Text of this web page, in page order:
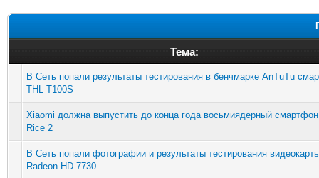
Тема:
В Сеть попали результаты тестирования в бенчмарке AnTuTu
THL T100S
Xiaomi должна выпустить до конца года восьмиядерный
Rice 2
В Сеть попали фотографии и результаты тестирования
Radeon HD 7730